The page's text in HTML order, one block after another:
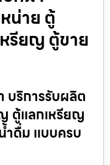
น่าย ตู้
รียญ ตู้ขาย
บริการรับผลิต
ตู้แลกเหรียญ
ำดื่ม แบบครบ